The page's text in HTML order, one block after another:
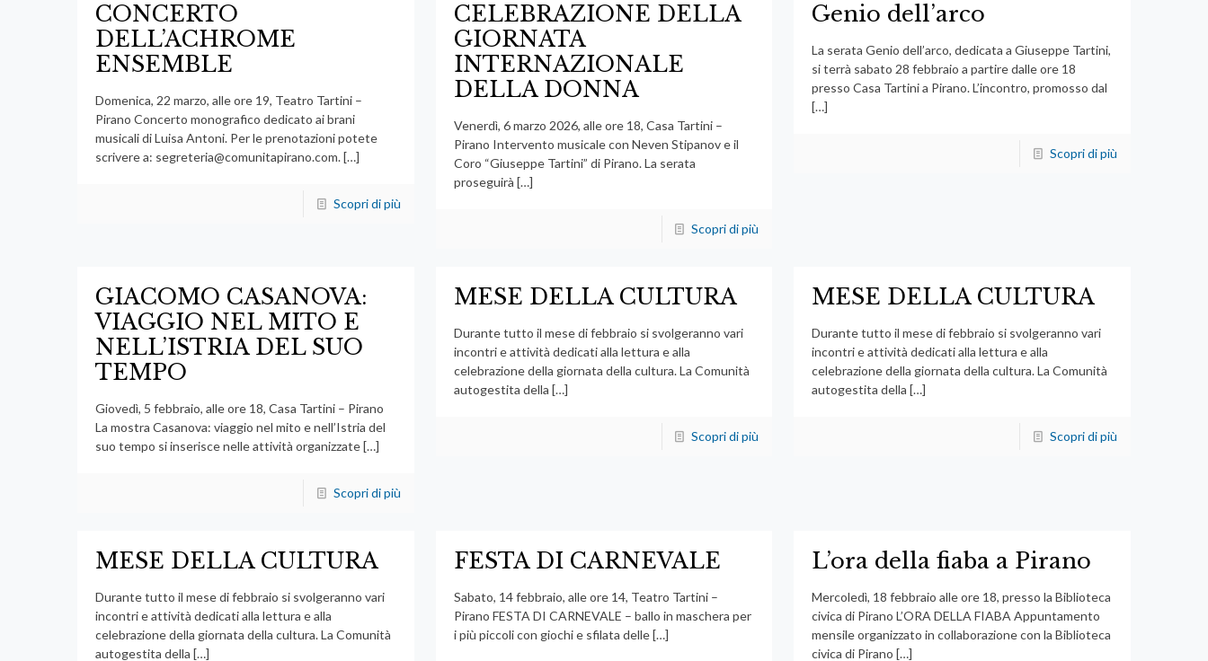
CONCERTO
DELL’ACHROME
ENSEMBLE
Domenica, 22 marzo, alle ore 19, Teatro Tartini –
Pirano Concerto monografico dedicato ai brani
musicali di Luisa Antoni. Per le prenotazioni potete
scrivere a: segreteria@comunitapirano.com.[…]
Scopri di più
CELEBRAZIONE DELLA
GIORNATA
INTERNAZIONALE
DELLA DONNA
Venerdì, 6 marzo 2026, alle ore 18, Casa Tartini –
Pirano Intervento musicale con Neven Stipanov e il
Coro “Giuseppe Tartini” di Pirano. La serata
proseguirà […]
Scopri di più
Genio dell’arco
La serata Genio dell’arco, dedicata a Giuseppe Tartini,
si terrà sabato 28 febbraio a partire dalle ore 18
presso Casa Tartini a Pirano. L’incontro, promosso dal
[…]
Scopri di più
GIACOMO CASANOVA:
VIAGGIO NEL MITO E
NELL’ISTRIA DEL SUO
TEMPO
Giovedì, 5 febbraio, alle ore 18, Casa Tartini – Pirano
La mostra Casanova: viaggio nel mito e nell’Istria del
suo tempo si inserisce nelle attività organizzate[…]
Scopri di più
MESE DELLA CULTURA
Durante tutto il mese di febbraio si svolgeranno vari
incontri e attività dedicati alla lettura e alla
celebrazione della giornata della cultura. La Comunità
autogestita della […]
Scopri di più
MESE DELLA CULTURA
Durante tutto il mese di febbraio si svolgeranno vari
incontri e attività dedicati alla lettura e alla
celebrazione della giornata della cultura. La Comunità
autogestita della […]
Scopri di più
MESE DELLA CULTURA
Durante tutto il mese di febbraio si svolgeranno vari
incontri e attività dedicati alla lettura e alla
celebrazione della giornata della cultura. La Comunità
autogestita della […]
FESTA DI CARNEVALE
Sabato, 14 febbraio, alle ore 14, Teatro Tartini –
Pirano FESTA DI CARNEVALE – ballo in maschera per
i più piccoli con giochi e sfilata delle[…]
L’ora della fiaba a Pirano
Mercoledì, 18 febbraio alle ore 18, presso la Biblioteca
civica di Pirano L’ORA DELLA FIABA Appuntamento
mensile organizzato in collaborazione con la Biblioteca
civica di Pirano […]